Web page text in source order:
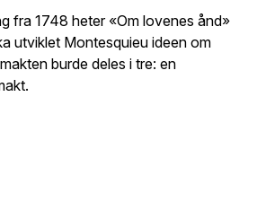
fra 1748 heter «Om lovenes ånd»
utviklet Montesquieu ideen om
burde deles i tre: en